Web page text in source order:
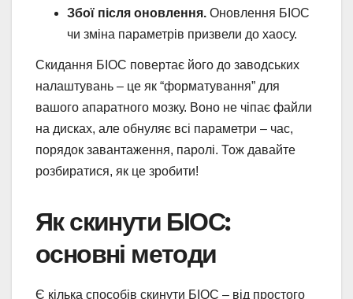
Збої після оновлення. Оновлення БІОС
чи зміна параметрів призвели до хаосу.
Скидання БІОС повертає його до заводських
налаштувань – це як “форматування” для
вашого апаратного мозку. Воно не чіпає файли
на дисках, але обнуляє всі параметри – час,
порядок завантаження, паролі. Тож давайте
розбиратися, як це зробити!
Як скинути БІОС:
основні методи
Є кілька способів скинути БІОС – від простого